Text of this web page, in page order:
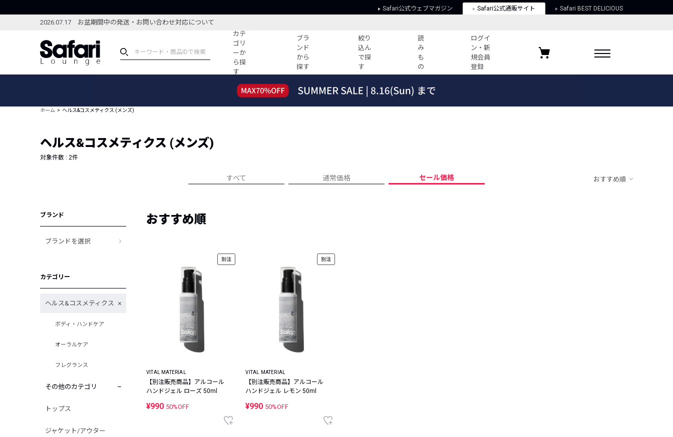
Safari公式ウェブマガジン Safari公式通販サイト Safari BEST DELICIOUS
2026.07.17 お盆期間中の発送・お問い合わせ対応について
カテ
ゴリ
ーか
ら探
す
ブラ
ンド
から
探す
絞り
込ん
で探
す
読
み
も
の
ログイ
ン・新
規会員
登録
ブランドから探す
新着アイテム
編集部のおすすめアイテム
コーディネート
すべての記事
人気記事ランキング
フォーカスブランド
セールおすすめアイテム
人気アイテム TOP 15
プライバシーポリシー
お気に入りブランド
ホーム ヘルス&コスメティクス (メンズ)
ヘルス&コスメティクス (メンズ)
対象件数 : 2件
すべて 通常価格 セール価格 おすすめ順
ブランド
ブランドを選択
カテゴリー
ヘルス&コスメティクス
ボディ・ハンドケア
オーラルケア
フレグランス
その他のカテゴリ
トップス
ジャケット/アウター
おすすめ順
別注
VITAL MATERIAL
【別注販売商品】アルコール
ハンドジェル ローズ 50ml
¥990 50%OFF
別注
VITAL MATERIAL
【別注販売商品】アルコール
ハンドジェル レモン 50ml
¥990 50%OFF